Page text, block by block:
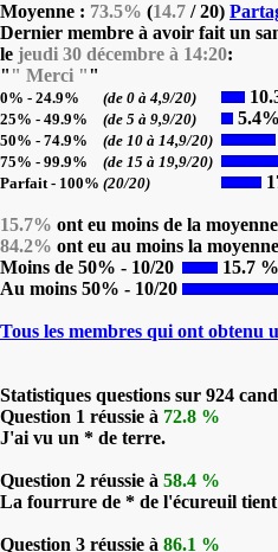
Moyenne : 73.5% (14.7 / 20)
Dernier membre à avoir fait un
le jeudi 30 décembre à 14:20:
" " Merci ""
0% - 24.9% (de 0 à 4,9/20)
25% - 49.9% (de 5 à 9,9/20) 5.4%
50% - 74.9% (de 10 à 14,9/20)
75% - 99.9% (de 15 à 19,9/20)
Parfait - 100% (20/20)
15.7% ont eu moins de la
84.2% ont eu au moins la
Moins de 50% - 10/20
15.7 %
Au moins 50% - 10/20
Tous les membres qui ont obtenu
Statistiques questions sur 924
Question 1 réussie à 72.8 %
J'ai vu un * de terre.
Question 2 réussie à 58.4 %
La fourrure de * de l'écureuil
Question 3 réussie à 86.1 %